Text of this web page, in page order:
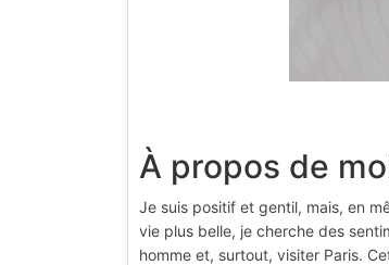
À propos de
Je suis positif et gentil, mais, en
vie plus belle, je cherche des
homme et, surtout, visiter Paris.